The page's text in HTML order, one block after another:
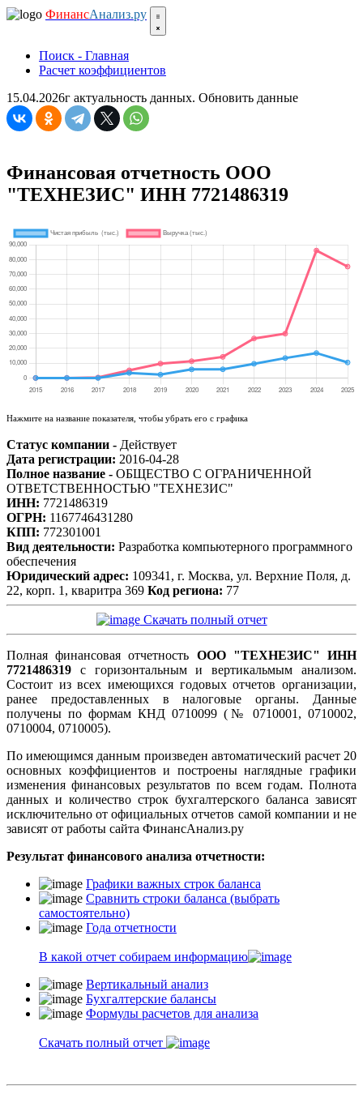
ФинансАнализ.ру
Поиск - Главная
Расчет коэффициентов
15.04.2026г актуальность данных. Обновить данные
Финансовая отчетность ООО
"ТЕХНЕЗИС" ИНН 7721486319
Нажмите на название показателя, чтобы убрать его с графика
Статус компании - Действует
Дата регистрации: 2016-04-28
Полное название - ОБЩЕСТВО С ОГРАНИЧЕННОЙ
ОТВЕТСТВЕННОСТЬЮ "ТЕХНЕЗИС"
ИНН: 7721486319
ОГРН: 1167746431280
КПП: 772301001
Вид деятельности: Разработка компьютерного программного
обеспечения
Юридический адрес: 109341, г. Москва, ул. Верхние Поля, д.
22, корп. 1, кваритра 369 Код региона: 77
Скачать полный отчет
Полная финансовая отчетность ООО "ТЕХНЕЗИС" ИНН
7721486319 с горизонтальным и вертикальмым анализом.
Состоит из всех имеющихся годовых отчетов организации,
ранее предоставленных в налоговые органы. Данные
получены по формам КНД 0710099 (№ 0710001, 0710002,
0710004, 0710005).
По имеющимся данным произведен автоматический расчет 20
основных коэффициентов и построены наглядные графики
изменения финансовых результатов по всем годам. Полнота
данных и количество строк бухгалтерского баланса зависят
исключительно от официальных отчетов самой компании и не
зависят от работы сайта ФинансАнализ.ру
Результат финансового анализа отчетности:
Графики важных строк баланса
Сравнить строки баланса (выбрать
самостоятельно)
Года отчетности
В какой отчет собираем информацию
Вертикальный анализ
Бухгалтерские балансы
Формулы расчетов для анализа
Скачать полный отчет